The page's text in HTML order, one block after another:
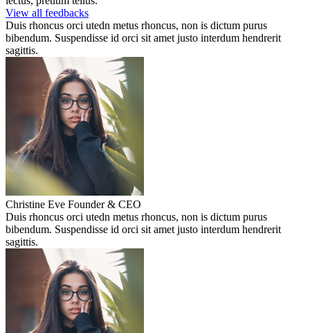
View all feedbacks
Duis rhoncus orci utedn metus rhoncus, non is dictum purus
bibendum. Suspendisse id orci sit amet justo interdum hendrerit
sagittis.
Christine Eve Founder & CEO
Duis rhoncus orci utedn metus rhoncus, non is dictum purus
bibendum. Suspendisse id orci sit amet justo interdum hendrerit
sagittis.